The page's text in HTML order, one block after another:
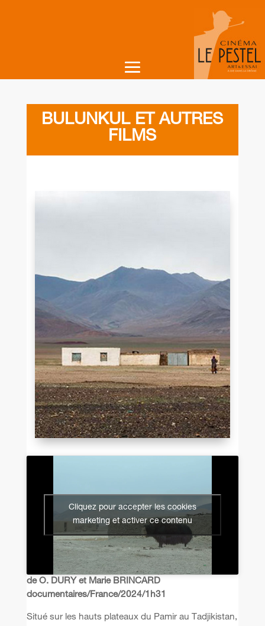
BULUNKUL ET AUTRES
FILMS
Cliquez pour accepter les cookies
marketing et activer ce contenu
de O. DURY et Marie BRINCARD
documentaires/France/2024/1h31
Situé sur les hauts plateaux du Pamir au Tadjikistan,